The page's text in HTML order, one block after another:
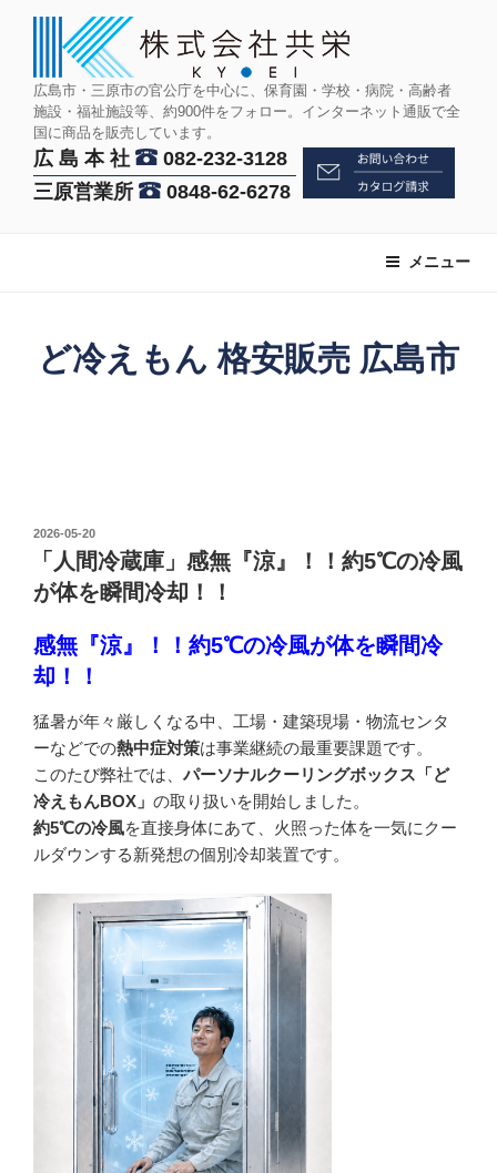
広島市・三原市の官公庁を中心に、保育園・学校・病院・高齢者
施設・福祉施設等、約900件をフォロー。インターネット通販で全
国に商品を販売しています。
広 島 本 社
082-232-3128
三原営業所
0848-62-6278
メニュー
ど冷えもん 格安販売 広島市
投
2026-05-20
「人間冷蔵庫」感無『涼』！！約5℃の冷風
が体を瞬間冷却！！
感無『涼』！！約5℃の冷風が体を瞬間冷
却！！
猛暑が年々厳しくなる中、工場・建築現場・物流センタ
ーなどでの熱中症対策は事業継続の最重要課題です。
このたび弊社では、 パーソナルクーリングボックス「ど
冷えもんBOX」 の取り扱いを開始しました。
約5℃の冷風を直接身体にあて、火照った体を一気にクー
ルダウンする新発想の個別冷却装置です。